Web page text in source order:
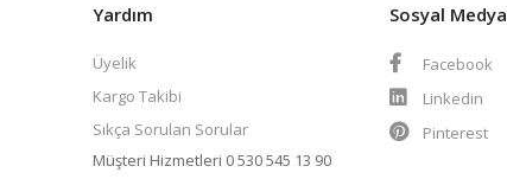
Yardım
Üyelik
Kargo Takibi
Sıkça Sorulan Sorular
Müşteri Hizmetleri 0 530 545 13 90
Sosyal Medya
Facebook
Linkedin
Pinterest